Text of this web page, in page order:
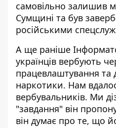
самовільно залишив
Сумщині та був
російськими
А ще раніше
українців вербують
працевлаштування та
наркотики. Нам
вербувальників. Ми
"завдання" він
він думає про те, що